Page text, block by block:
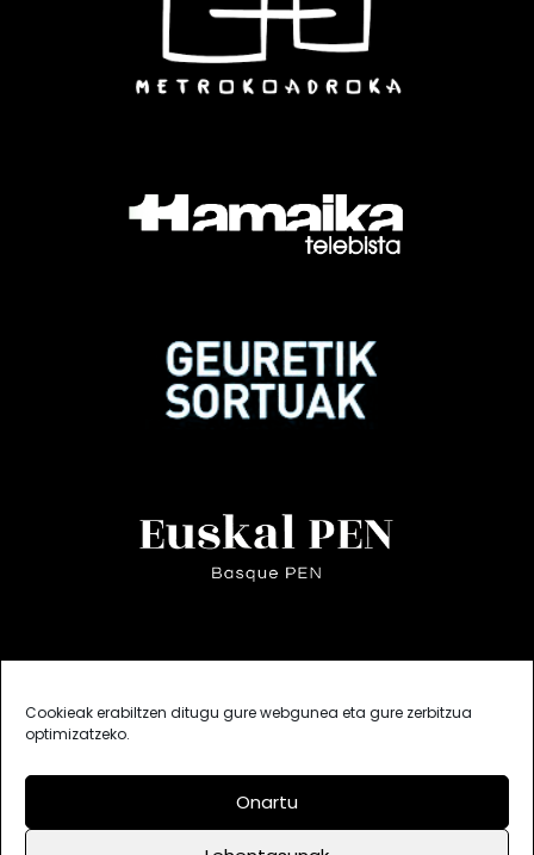
Cookieak erabiltzen ditugu gure webgunea eta gure zerbitzua
optimizatzeko.
Onartu